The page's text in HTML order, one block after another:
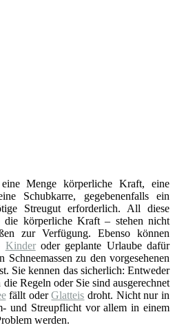
Menge körperliche Kraft, eine
Schubkarre, gegebenenfalls ein
Streugut erforderlich. All diese
die körperliche Kraft – stehen nicht
zur Verfügung. Ebenso können
Kinderoder geplante Urlaube dafür
Schneemassen zu den vorgesehenen
Sie kennen das sicherlich: Entweder
Regeln oder Sie sind ausgerechnet
fällt oderGlatteis droht. Nicht nur in
und Streupflicht vor allem in einem
werden.